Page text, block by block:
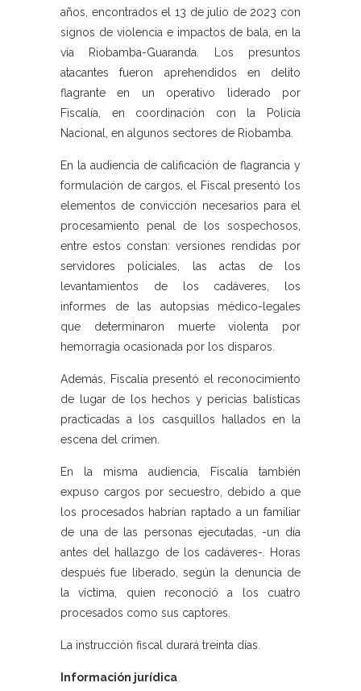
años, encontrados el 13 de julio de 2023 con
signos de violencia e impactos de bala, en la
vía Riobamba-Guaranda. Los presuntos
atacantes fueron aprehendidos en delito
flagrante en un operativo liderado por
Fiscalía, en coordinación con la Policía
Nacional, en algunos sectores de Riobamba.
En la audiencia de calificación de flagrancia y
formulación de cargos, el Fiscal presentó los
elementos de convicción necesarios para el
procesamiento penal de los sospechosos,
entre estos constan: versiones rendidas por
servidores policiales, las actas de los
levantamientos de los cadáveres, los
informes de las autopsias médico-legales
que determinaron muerte violenta por
hemorragia ocasionada por los disparos.
Además, Fiscalía presentó el reconocimiento
de lugar de los hechos y pericias balísticas
practicadas a los casquillos hallados en la
escena del crimen.
En la misma audiencia, Fiscalía también
expuso cargos por secuestro, debido a que
los procesados habrían raptado a un familiar
de una de las personas ejecutadas, -un día
antes del hallazgo de los cadáveres-. Horas
después fue liberado, según la denuncia de
la víctima, quien reconoció a los cuatro
procesados como sus captores.
La instrucción fiscal durará treinta días.
Información jurídica